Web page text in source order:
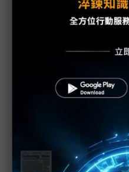
Sony各工廠受地震、海
需求疲弱加上日震 福特
原能會：輻射雲團6日
福島第1核電廠發現2具東
防輻射水持續外洩 東電